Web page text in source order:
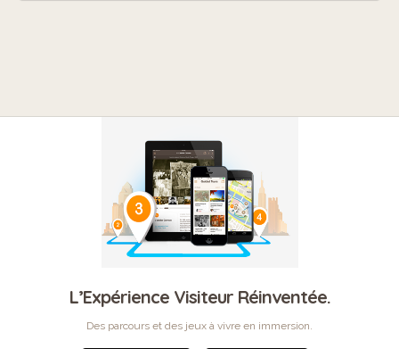
L’Expérience Visiteur Réinventée.
Des parcours et des jeux à vivre en immersion.